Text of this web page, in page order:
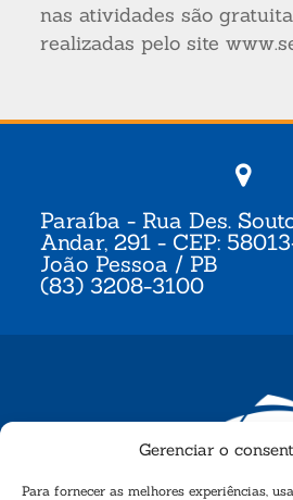
Gerenciar o
Para fornecer as melhores experiências,
nas atividades são
realizadas pelo site
Paraíba - Rua Des.
Andar, 291 - CEP:
João Pessoa / PB
(83) 3208-3100